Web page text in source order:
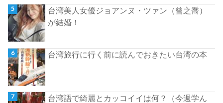
台湾美人女優ジョアンヌ・ツァン（曾之喬）
が結婚！
台湾旅行に行く前に読んでおきたい台湾の本
台湾語で綺麗とカッコイイは何？（今週学ん